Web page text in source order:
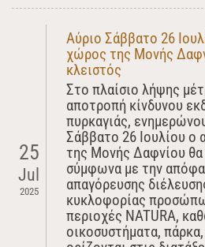
25
Jul
2025
Αύριο Σάββατο 26
χώρος της Μονής
κλειστός
Στο πλαίσιο λήψης
αποτροπή κίνδυνου
πυρκαγιάς,
Σάββατο 26 Ιουλίου ο
της Μονής Δαφνίου θα
σύμφωνα με την
απαγόρευσης
κυκλοφορίας
περιοχές NATURA,
οικοσυστήματα,